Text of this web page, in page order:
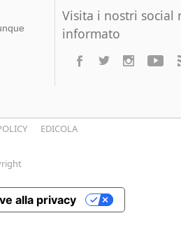
Visita i nostri social
informato
EDICOLA
alla privacy